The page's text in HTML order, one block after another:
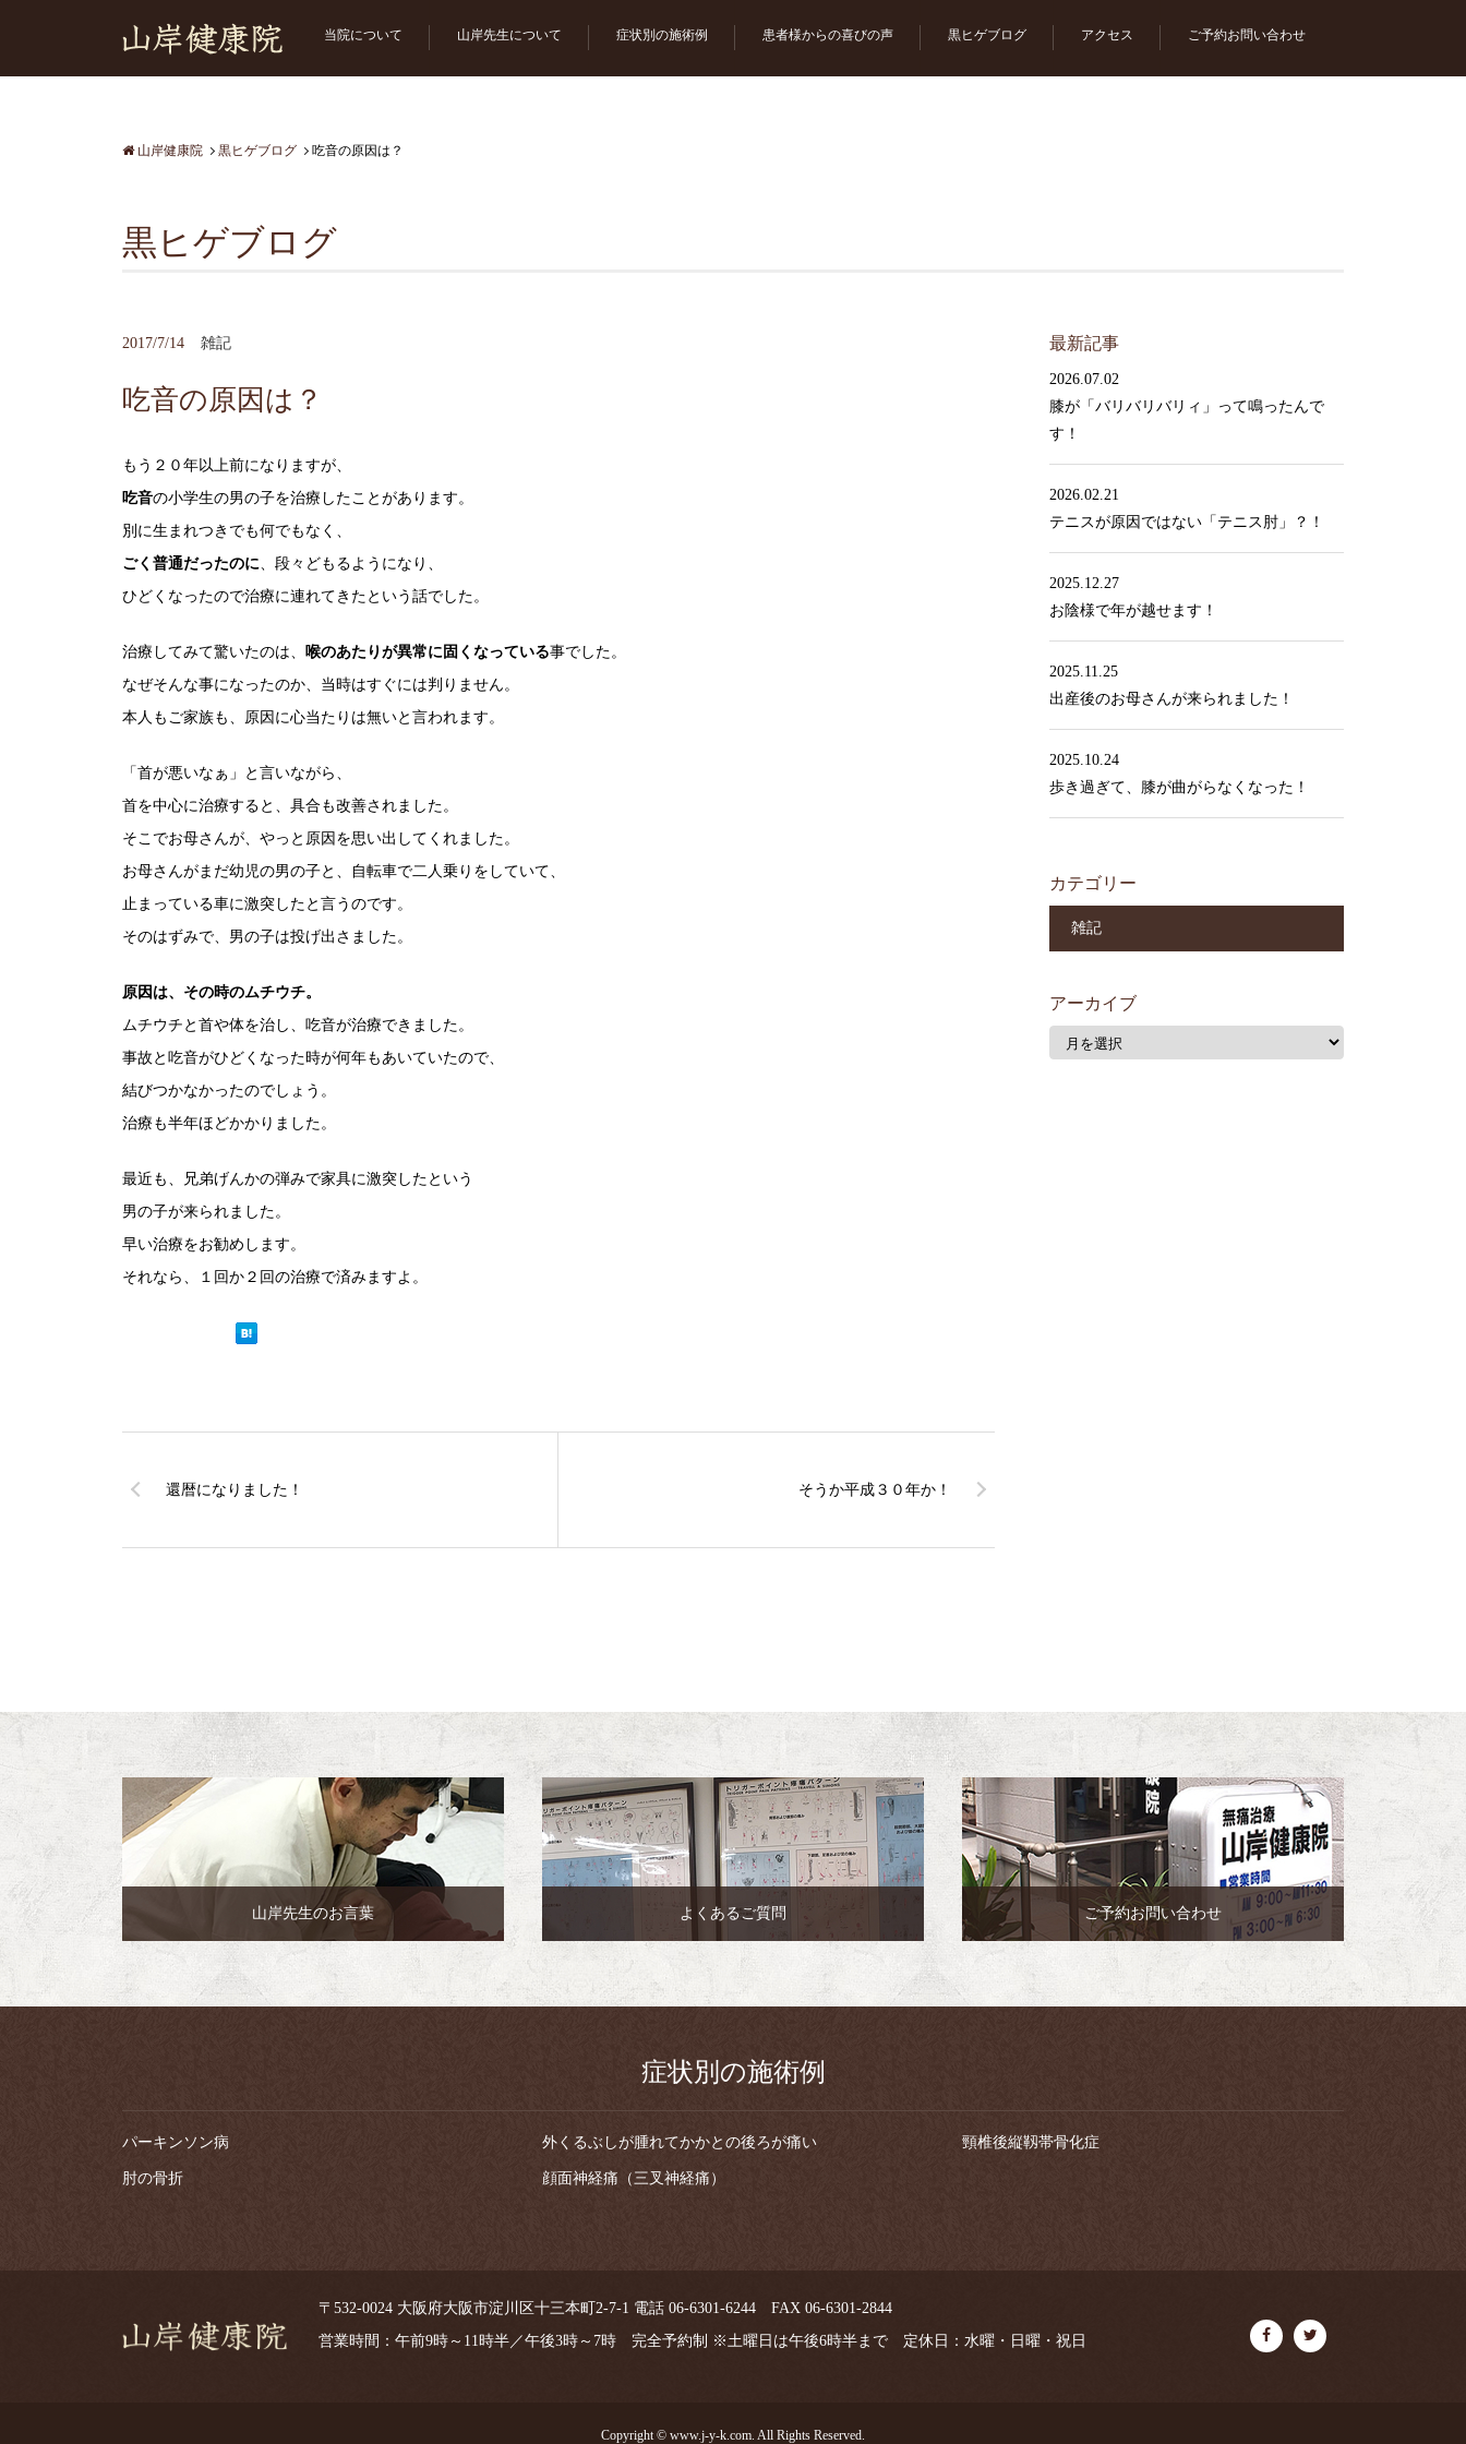
当院について 山岸先生について 症状別の施術例 患者様からの喜びの声 黒ヒゲブログ アクセス ご予約お問い合わせ
山岸健康院 黒ヒゲブログ 吃音の原因は？
黒ヒゲブログ
2017/7/14 雑記
吃音の原因は？
もう２０年以上前になりますが、
吃音の小学生の男の子を治療したことがあります。
別に生まれつきでも何でもなく、
ごく普通だったのに 、段々どもるようになり、
ひどくなったので治療に連れてきたという話でした。
治療してみて驚いたのは、 喉のあたりが異常に固くなっている事でした。
なぜそんな事になったのか、当時はすぐには判りません。
本人もご家族も、原因に心当たりは無いと言われます。
「首が悪いなぁ」と言いながら、
首を中心に治療すると、具合も改善されました。
そこでお母さんが、やっと原因を思い出してくれました。
お母さんがまだ幼児の男の子と、自転車で二人乗りをしていて、
止まっている車に激突したと言うのです。
そのはずみで、男の子は投げ出さました。
原因は、その時のムチウチ。
ムチウチと首や体を治し、吃音が治療できました。
事故と吃音がひどくなった時が何年もあいていたので、
結びつかなかったのでしょう。
治療も半年ほどかかりました。
最近も、兄弟げんかの弾みで家具に激突したという
男の子が来られました。
早い治療をお勧めします。
それなら、１回か２回の治療で済みますよ。
還暦になりました！ そうか平成３０年か！
最新記事
2026.07.02
膝が「バリバリバリィ」って鳴ったんで
す！
2026.02.21
テニスが原因ではない「テニス肘」？！
2025.12.27
お陰様で年が越せます！
2025.11.25
出産後のお母さんが来られました！
2025.10.24
歩き過ぎて、膝が曲がらなくなった！
カテゴリー
雑記
アーカイブ
山岸先生のお言葉 よくあるご質問 ご予約お問い合わせ
症状別の施術例
パーキンソン病 外くるぶしが腫れてかかとの後ろが痛い 頸椎後縦靱帯骨化症
肘の骨折 顔面神経痛（三叉神経痛）
〒532-0024 大阪府大阪市淀川区十三本町2-7-1 電話 06-6301-6244 FAX 06-6301-2844
営業時間：午前9時～11時半／午後3時～7時 完全予約制 ※土曜日は午後6時半まで 定休日：水曜・日曜・祝日
Copyright © www.j-y-k.com. All Rights Reserved.